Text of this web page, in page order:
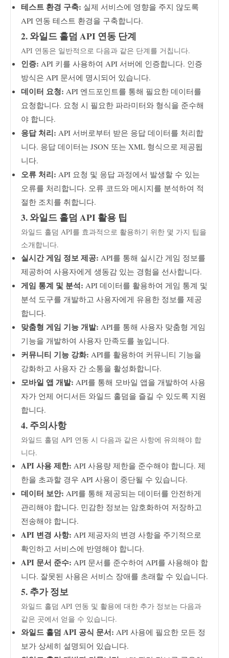
테스트 환경 구축: 실제 서비스에 영향을 주지 않도록
API 연동 테스트 환경을 구축합니다.
2. 와일드 홀덤 API 연동 단계
API 연동은 일반적으로 다음과 같은 단계를 거칩니다.
인증: API 키를 사용하여 API 서버에 인증합니다. 인증
방식은 API 문서에 명시되어 있습니다.
데이터 요청: API 엔드포인트를 통해 필요한 데이터를
요청합니다. 요청 시 필요한 파라미터와 형식을 준수해
야 합니다.
응답 처리: API 서버로부터 받은 응답 데이터를 처리합
니다. 응답 데이터는 JSON 또는 XML 형식으로 제공됩
니다.
오류 처리: API 요청 및 응답 과정에서 발생할 수 있는
오류를 처리합니다. 오류 코드와 메시지를 분석하여 적
절한 조치를 취합니다.
3. 와일드 홀덤 API 활용 팁
와일드 홀덤 API를 효과적으로 활용하기 위한 몇 가지 팁을
소개합니다.
실시간 게임 정보 제공: API를 통해 실시간 게임 정보를
제공하여 사용자에게 생동감 있는 경험을 선사합니다.
게임 통계 및 분석: API 데이터를 활용하여 게임 통계 및
분석 도구를 개발하고 사용자에게 유용한 정보를 제공
합니다.
맞춤형 게임 기능 개발: API를 통해 사용자 맞춤형 게임
기능을 개발하여 사용자 만족도를 높입니다.
커뮤니티 기능 강화: API를 활용하여 커뮤니티 기능을
강화하고 사용자 간 소통을 활성화합니다.
모바일 앱 개발: API를 통해 모바일 앱을 개발하여 사용
자가 언제 어디서든 와일드 홀덤을 즐길 수 있도록 지원
합니다.
4. 주의사항
와일드 홀덤 API 연동 시 다음과 같은 사항에 유의해야 합
니다.
API 사용 제한: API 사용량 제한을 준수해야 합니다. 제
한을 초과할 경우 API 사용이 중단될 수 있습니다.
데이터 보안: API를 통해 제공되는 데이터를 안전하게
관리해야 합니다. 민감한 정보는 암호화하여 저장하고
전송해야 합니다.
API 변경 사항: API 제공자의 변경 사항을 주기적으로
확인하고 서비스에 반영해야 합니다.
API 문서 준수: API 문서를 준수하여 API를 사용해야 합
니다. 잘못된 사용은 서비스 장애를 초래할 수 있습니다.
5. 추가 정보
와일드 홀덤 API 연동 및 활용에 대한 추가 정보는 다음과
같은 곳에서 얻을 수 있습니다.
와일드 홀덤 API 공식 문서: API 사용에 필요한 모든 정
보가 상세히 설명되어 있습니다.